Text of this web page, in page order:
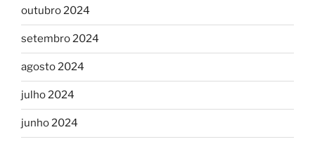
outubro 2024
setembro 2024
agosto 2024
julho 2024
junho 2024